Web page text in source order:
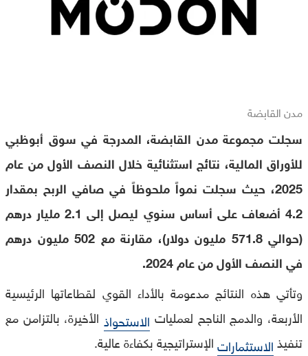
مدن القابضة
سجلت مجموعة مدن القابضة، المدرجة في سوق أبوظبي
للأوراق المالية، نتائج استثنائية خلال النصف الأول من عام
2025، حيث سجلت نمواً ملحوظاً في صافي الربح بمقدار
4.2 أضعاف على أساس سنوي ليصل إلى 2.1 مليار درهم
(حوالي 571.8 مليون دولار)، مقارنة مع 502 مليون درهم
في النصف الأول من عام 2024.
وتأتي هذه النتائج مدعومة بالأداء القوي لقطاعاتها الرئيسية
الأربعة، والدمج الناجح لعمليات الاستحواذ الأخيرة، بالتزامن مع
تنفيذالاستثماراتالإستراتيجية بكفاءة عالية.